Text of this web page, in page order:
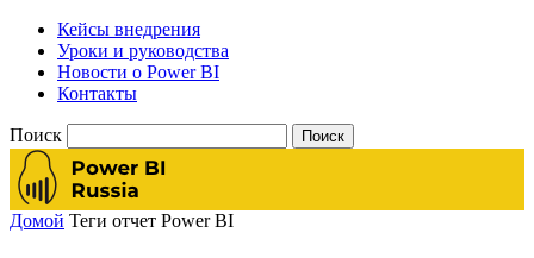
Кейсы внедрения
Уроки и руководства
Новости о Power BI
Контакты
Поиск
Домой Теги отчет Power BI